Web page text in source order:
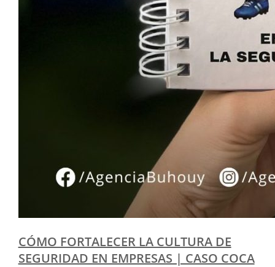
CÓMO FORTALECER LA CULTURA DE
SEGURIDAD EN EMPRESAS | CASO COCA